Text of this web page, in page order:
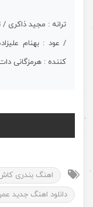
ترانه : مجید ذاکری
کننده : هرمزگانی
اهنگ بندری
دانلود اهنگ جدید